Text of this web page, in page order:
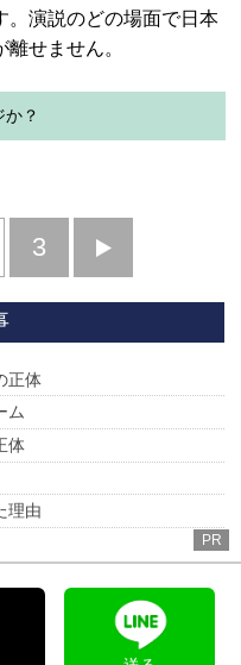
。演説のどの場面で日本
せません。
？
3
へ
正体
ム
体
理由
PR